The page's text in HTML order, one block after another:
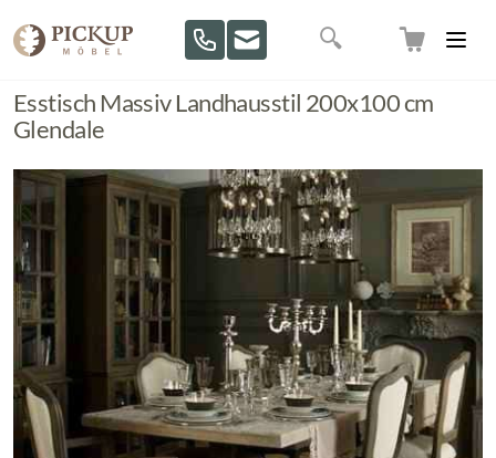
Suche
Esstisch Massiv Landhausstil 200x100 cm
Glendale